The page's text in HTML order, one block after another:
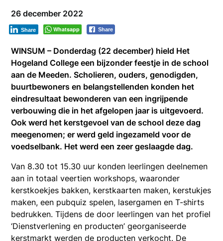
26 december 2022
Whatsapp Share
Share
WINSUM – Donderdag (22 december) hield Het
Hogeland College een bijzonder feestje in de school
aan de Meeden. Scholieren, ouders, genodigden,
buurtbewoners en belangstellenden konden het
eindresultaat bewonderen van een ingrijpende
verbouwing die in het afgelopen jaar is uitgevoerd.
Ook werd het kerstgevoel van de school deze dag
meegenomen; er werd geld ingezameld voor de
voedselbank. Het werd een zeer geslaagde dag.
Van 8.30 tot 15.30 uur konden leerlingen deelnemen
aan in totaal veertien workshops, waaronder
kerstkoekjes bakken, kerstkaarten maken, kerstukjes
maken, een pubquiz spelen, lasergamen en T-shirts
bedrukken. Tijdens de door leerlingen van het profiel
‘Dienstverlening en producten’ georganiseerde
kerstmarkt werden de producten verkocht. De